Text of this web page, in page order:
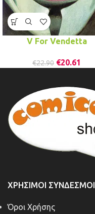
V For Vendetta
€22.90 €20.61
ΧΡΉΣΙΜΟΙ ΣΎΝΔΕΣΜΟΙ
Όροι Χρήσης